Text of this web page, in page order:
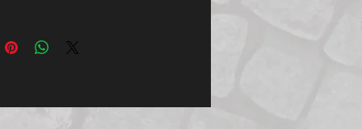
Tom Wilhemsens